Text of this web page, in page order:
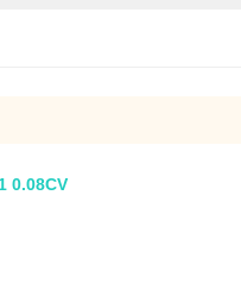
0.08CV